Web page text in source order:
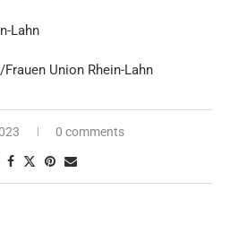
Lahn
Union Rhein-Lahn
0 comments